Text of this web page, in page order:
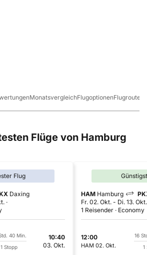
MonatsvergleichFlugoptionenFlugrouten
Flüge von Hamburg
Flug
Daxing
40 Min.
1 Stopp
10:40
03. Okt.
HAM Hamburg
Fr. 02. Okt. - Di. 13. Okt.
1 Reisender
Economy
12:00
HAM 02. Okt.
16
1